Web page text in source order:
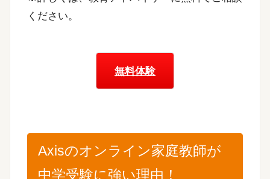
ください。
無料体験
Axisのオンライン家庭教師が
中学受験に強い理由！